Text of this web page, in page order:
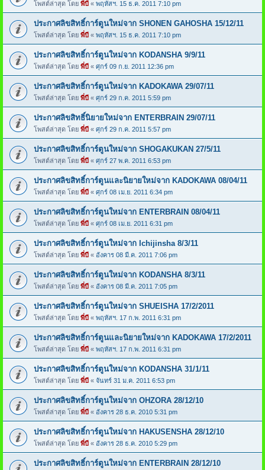
โพสต์ล่าสุด โดย พี่บี « พฤหัสฯ. 15 ธ.ค. 2011 7:10 pm
ประกาศลิขสิทธิ์การ์ตูนใหม่จาก SHONEN GAHOSHA 15/12/11
โพสต์ล่าสุด โดย พี่บี « พฤหัสฯ. 15 ธ.ค. 2011 7:10 pm
ประกาศลิขสิทธิ์การ์ตูนใหม่จาก KODANSHA 9/9/11
โพสต์ล่าสุด โดย พี่บี « ศุกร์ 09 ก.ย. 2011 12:36 pm
ประกาศลิขสิทธิ์การ์ตูนใหม่จาก KADOKAWA 29/07/11
โพสต์ล่าสุด โดย พี่บี « ศุกร์ 29 ก.ค. 2011 5:59 pm
ประกาศลิขสิทธิ์นิยายใหม่จาก ENTERBRAIN 29/07/11
โพสต์ล่าสุด โดย พี่บี « ศุกร์ 29 ก.ค. 2011 5:57 pm
ประกาศลิขสิทธิ์การ์ตูนใหม่จาก SHOGAKUKAN 27/5/11
โพสต์ล่าสุด โดย พี่บี « ศุกร์ 27 พ.ค. 2011 6:53 pm
ประกาศลิขสิทธิ์การ์ตูนและนิยายใหม่จาก KADOKAWA 08/04/11
โพสต์ล่าสุด โดย พี่บี « ศุกร์ 08 เม.ย. 2011 6:34 pm
ประกาศลิขสิทธิ์การ์ตูนใหม่จาก ENTERBRAIN 08/04/11
โพสต์ล่าสุด โดย พี่บี « ศุกร์ 08 เม.ย. 2011 6:31 pm
ประกาศลิขสิทธิ์การ์ตูนใหม่จาก Ichijinsha 8/3/11
โพสต์ล่าสุด โดย พี่บี « อังคาร 08 มี.ค. 2011 7:06 pm
ประกาศลิขสิทธิ์การ์ตูนใหม่จาก KODANSHA 8/3/11
โพสต์ล่าสุด โดย พี่บี « อังคาร 08 มี.ค. 2011 7:05 pm
ประกาศลิขสิทธิ์การ์ตูนใหม่จาก SHUEISHA 17/2/2011
โพสต์ล่าสุด โดย พี่บี « พฤหัสฯ. 17 ก.พ. 2011 6:31 pm
ประกาศลิขสิทธิ์การ์ตูนและนิยายใหม่จาก KADOKAWA 17/2/2011
โพสต์ล่าสุด โดย พี่บี « พฤหัสฯ. 17 ก.พ. 2011 6:31 pm
ประกาศลิขสิทธิ์การ์ตูนใหม่จาก KODANSHA 31/1/11
โพสต์ล่าสุด โดย พี่บี « จันทร์ 31 ม.ค. 2011 6:53 pm
ประกาศลิขสิทธิ์การ์ตูนใหม่จาก OHZORA 28/12/10
โพสต์ล่าสุด โดย พี่บี « อังคาร 28 ธ.ค. 2010 5:31 pm
ประกาศลิขสิทธิ์การ์ตูนใหม่จาก HAKUSENSHA 28/12/10
โพสต์ล่าสุด โดย พี่บี « อังคาร 28 ธ.ค. 2010 5:29 pm
ประกาศลิขสิทธิ์การ์ตูนใหม่จาก ENTERBRAIN 28/12/10